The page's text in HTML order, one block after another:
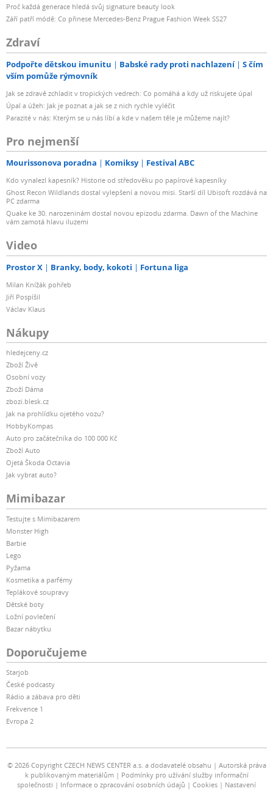
Proč každá generace hledá svůj signature beauty look
Září patří módě: Co přinese Mercedes-Benz Prague Fashion Week SS27
Zdraví
Podpořte dětskou imunitu Babské rady proti nachlazení
S čím
vším pomůže rýmovník
Jak se zdravě zchladit v tropických vedrech: Co pomáhá a kdy už riskujete úpal
Úpal a úžeh: Jak je poznat a jak se z nich rychle vyléčit
Parazité v nás: Kterým se u nás líbí a kde v našem těle je můžeme najít?
Pro nejmenší
Mourissonova poradna Komiksy Festival ABC
Kdo vynalezl kapesník? Historie od středověku po papírové kapesníky
Ghost Recon Wildlands dostal vylepšení a novou misi. Starší díl Ubisoft rozdává na
PC zdarma
Quake ke 30. narozeninám dostal novou epizodu zdarma. Dawn of the Machine
vám zamotá hlavu iluzemi
Video
Prostor X Branky, body, kokoti Fortuna liga
Milan Knížák pohřeb
Jiří Pospíšil
Václav Klaus
Nákupy
hledejceny.cz
Zboží Živě
Osobní vozy
Zboží Dáma
zbozi.blesk.cz
Jak na prohlídku ojetého vozu?
HobbyKompas
Auto pro začátečníka do 100 000 Kč
Zboží Auto
Ojetá Škoda Octavia
Jak vybrat auto?
Mimibazar
Testujte s Mimibazarem
Monster High
Barbie
Lego
Pyžama
Kosmetika a parfémy
Teplákové soupravy
Dětské boty
Ložní povlečení
Bazar nábytku
Doporučujeme
Starjob
České podcasty
Rádio a zábava pro děti
Frekvence 1
Evropa 2
© 2026 Copyright CZECH NEWS CENTER a.s. a dodavatelé obsahu
Autorská práva
k publikovaným materiálům
Podmínky pro užívání služby informační
společnosti
Informace o zpracování osobních údajů Cookies
Nastavení